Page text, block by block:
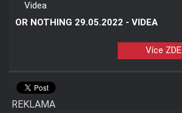
OR NOTHING 29.05.2022 - VIDEA
Více ZDE
REKLAMA